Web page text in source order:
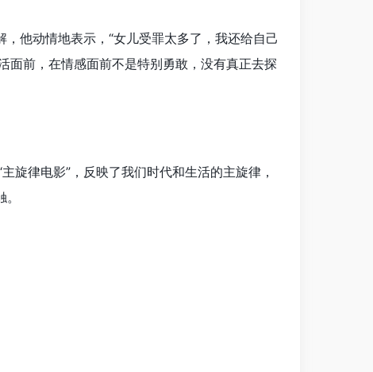
他动情地表示，“女儿受罪太多了，我还给自己
面前，在情感面前不是特别勇敢，没有真正去探
旋律电影”，反映了我们时代和生活的主旋律，